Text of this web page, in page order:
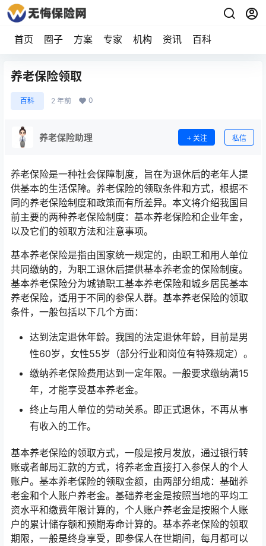
首页 圈子 方案 专家 机构 资讯 百科
养老保险领取
百科 2 年前 0
养老保险助理 关注 私信
养老保险是一种社会保障制度，旨在为退休后的老年人提
供基本的生活保障。养老保险的领取条件和方式，根据不
同的养老保险制度和政策而有所差异。本文将介绍我国目
前主要的两种养老保险制度：基本养老保险和企业年金，
以及它们的领取方法和注意事项。
基本养老保险是指由国家统一规定的，由职工和用人单位
共同缴纳的，为职工退休后提供基本养老金的保险制度。
基本养老保险分为城镇职工基本养老保险和城乡居民基本
养老保险，适用于不同的参保人群。基本养老保险的领取
条件，一般包括以下几个方面：
达到法定退休年龄。我国的法定退休年龄，目前是男
性60岁，女性55岁（部分行业和岗位有特殊规定）。
缴纳养老保险费用达到一定年限。一般要求缴纳满15
年，才能享受基本养老金。
终止与用人单位的劳动关系。即正式退休，不再从事
有收入的工作。
基本养老保险的领取方式，一般是按月发放，通过银行转
账或者邮局汇款的方式，将养老金直接打入参保人的个人
账户。基本养老保险的领取金额，由两部分组成：基础养
老金和个人账户养老金。基础养老金是按照当地的平均工
资水平和缴费年限计算的，个人账户养老金是按照个人账
户的累计储存额和预期寿命计算的。基本养老保险的领取
期限，一般是终身享受，即参保人在世期间，每月都可以